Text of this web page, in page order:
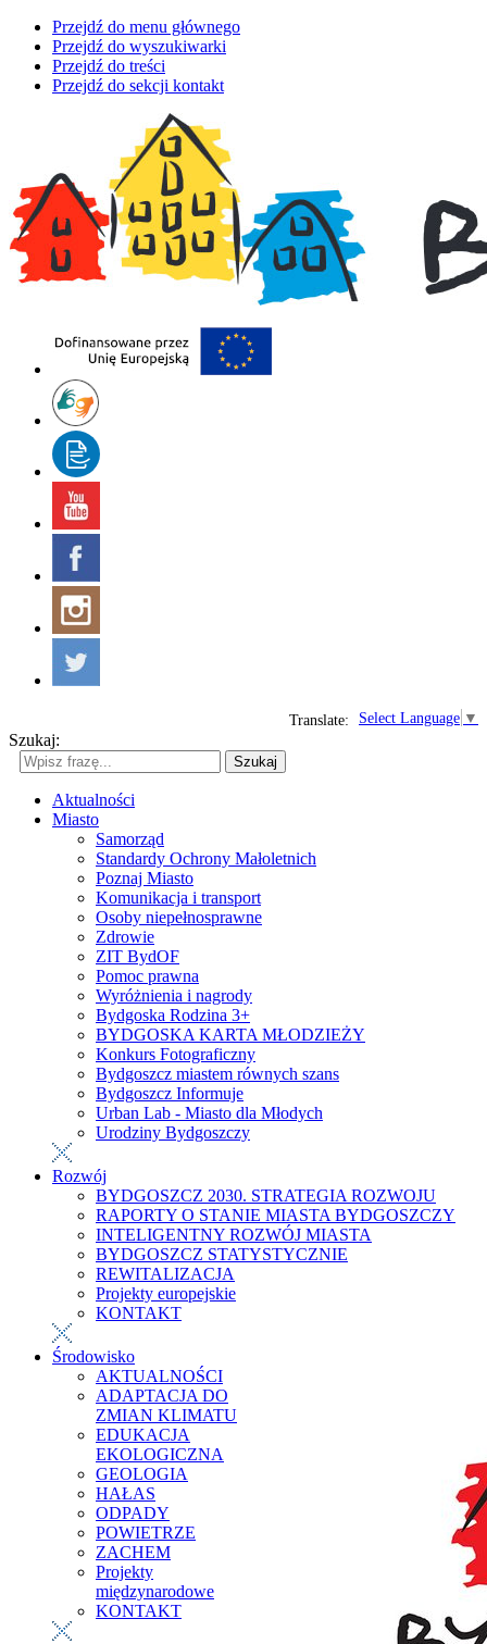
Przejdź do menu głównego
Przejdź do wyszukiwarki
Przejdź do treści
Przejdź do sekcji kontakt
Select Language ▼
Translate:
Szukaj:
Szukaj
Aktualności
Miasto
Samorząd
Standardy Ochrony Małoletnich
Poznaj Miasto
Komunikacja i transport
Osoby niepełnosprawne
Zdrowie
ZIT BydOF
Pomoc prawna
Wyróżnienia i nagrody
Bydgoska Rodzina 3+
BYDGOSKA KARTA MŁODZIEŻY
Konkurs Fotograficzny
Bydgoszcz miastem równych szans
Bydgoszcz Informuje
Urban Lab - Miasto dla Młodych
Urodziny Bydgoszczy
Rozwój
BYDGOSZCZ 2030. STRATEGIA ROZWOJU
RAPORTY O STANIE MIASTA BYDGOSZCZY
INTELIGENTNY ROZWÓJ MIASTA
BYDGOSZCZ STATYSTYCZNIE
REWITALIZACJA
Projekty europejskie
KONTAKT
Środowisko
AKTUALNOŚCI
ADAPTACJA DO
ZMIAN KLIMATU
EDUKACJA
EKOLOGICZNA
GEOLOGIA
HAŁAS
ODPADY
POWIETRZE
ZACHEM
Projekty
międzynarodowe
KONTAKT